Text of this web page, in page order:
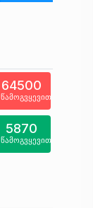
64500
წამოგვყევით
5870
წამოგვყევით